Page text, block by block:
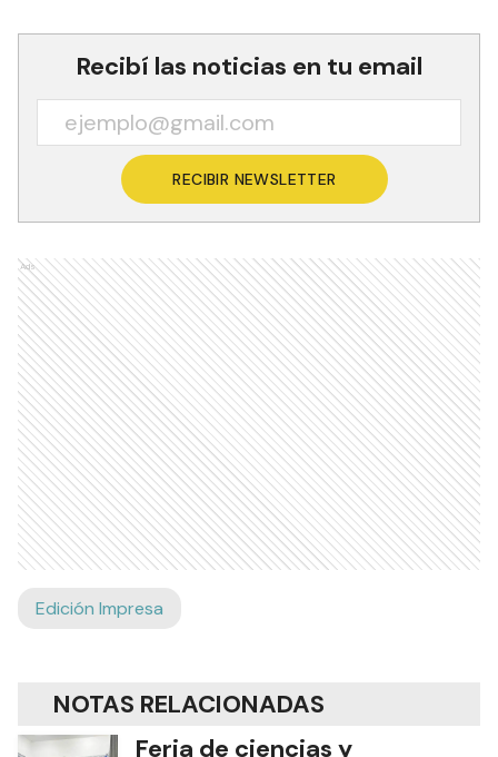
Recibí las noticias en tu email
RECIBIR NEWSLETTER
Ads
Edición Impresa
NOTAS RELACIONADAS
Feria de ciencias y